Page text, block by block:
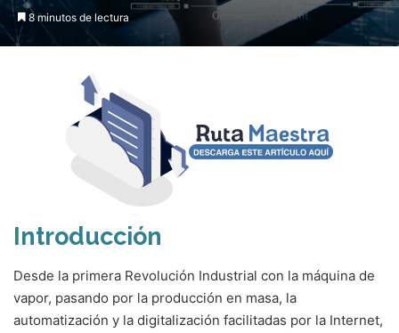
8 minutos de lectura
Introducción
Desde la primera Revolución Industrial con la máquina de
vapor, pasando por la producción en masa, la
automatización y la digitalización facilitadas por la Internet,